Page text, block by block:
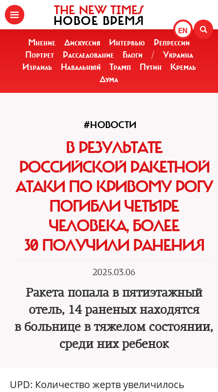
EN
THE NEW TIMES
НОВОЕ ВРЕМЯ
Мнение Дискуссия Интервью
Репрессии
Портрет
Расследование Блоги /
Украина
Израиль
Навальный Трамп Путин
Кремль
Дума
#НОВОСТИ
В РЕЗУЛЬТАТЕ
РОССИЙСКОЙ РАКЕТНОЙ
АТАКИ ПО КРИВОМУ РОГУ
ПОГИБЛИ ЧЕТЫРЕ
ЧЕЛОВЕКА, БОЛЕЕ
30 ПОЛУЧИЛИ РАНЕНИЯ
2025.03.06
Ракета попала в пятиэтажный
отель, 14 раненых находятся
в больнице в тяжелом состоянии,
среди них ребенок
UPD: Количество жертв увеличилось